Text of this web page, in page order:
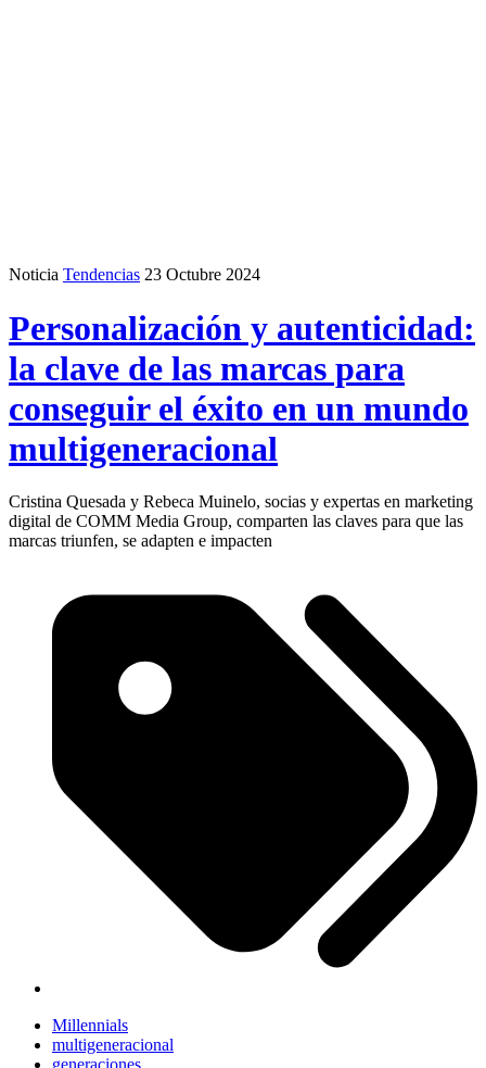
Noticia Tendencias 23 Octubre 2024
Personalización y autenticidad:
la clave de las marcas para
conseguir el éxito en un mundo
multigeneracional
Cristina Quesada y Rebeca Muinelo, socias y expertas en marketing
digital de COMM Media Group, comparten las claves para que las
marcas triunfen, se adapten e impacten
Millennials
multigeneracional
generaciones